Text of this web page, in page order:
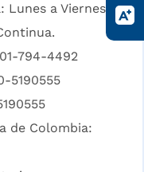
Lunes a Viernes
794-4492
5190555
de Colombia: